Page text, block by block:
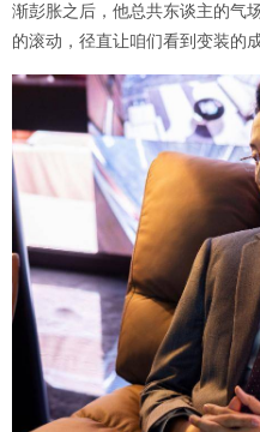
渐彭胀之后，他总共东谈主的气
的滚动，径直让咱们看到变装的成